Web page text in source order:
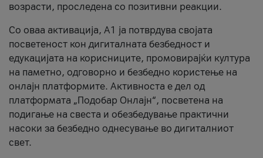
возрасти, проследена со позитивни реакции.
Со оваа активација, А1 ја потврдува својата
посветеност кон дигиталната безбедност и
едукацијата на корисниците, промовирајќи култура
на паметно, одговорно и безбедно користење на
онлајн платформите. Активноста е дел од
платформата „Подобар Онлајн“, посветена на
подигање на свеста и обезбедување практични
насоки за безбедно однесување во дигиталниот
свет.